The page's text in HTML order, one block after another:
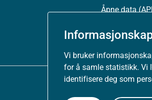
Vi bruker
for å samle statistikk. Vi
identifisere deg som
Åpne data